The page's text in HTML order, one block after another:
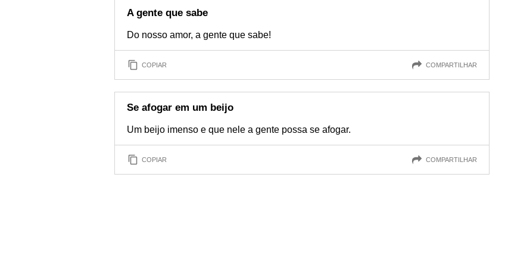
A gente que sabe
Do nosso amor, a gente que sabe!
COPIAR COMPARTILHAR
Se afogar em um beijo
Um beijo imenso e que nele a gente possa se afogar.
COPIAR COMPARTILHAR